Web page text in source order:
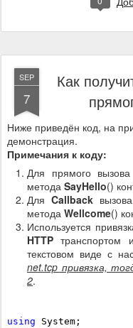
SEP
7
Как
Ниже приведён код, на
демонстрация.
Примечания к коду:
Для прямого
метода SayHello()
Для Callback
метода Wellcome()
Используется
HTTP
текстовом виде с
net.tcp привязка,
2.
using